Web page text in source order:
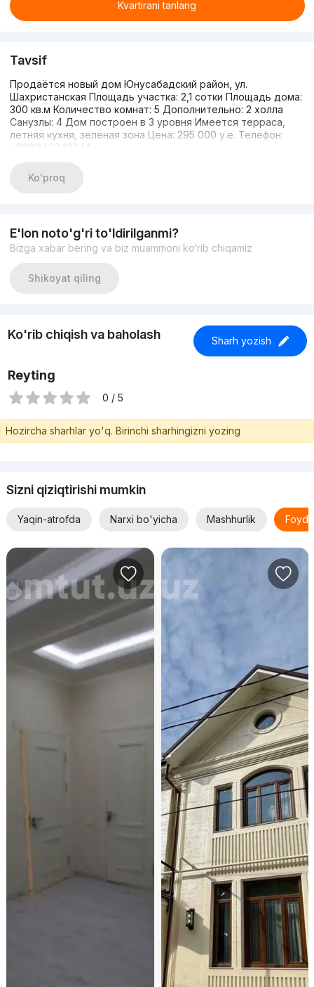
Kvartirani tanlang
Tavsif
Продаётся новый дом Юнусабадский район, ул.
Шахристанская Площадь участка: 2,1 сотки Площадь дома:
300 кв.м Количество комнат: 5 Дополнительно: 2 холла
Санузлы: 4 Дом построен в 3 уровня Имеется терраса,
летняя кухня, зеленая зона Цена: 295 000 у.е. Телефон:
+998944042044
Ko'proq
E'lon noto'g'ri to'ldirilganmi?
Bizga xabar bering va biz muammoni ko‘rib chiqamiz
Shikoyat qiling
Ko'rib chiqish va baholash Sharh yozish
Reyting
0 / 5
Hozircha sharhlar yo'q. Birinchi sharhingizni yozing
Sizni qiziqtirishi mumkin
Yaqin-atrofda Narxi bo'yicha Mashhurlik